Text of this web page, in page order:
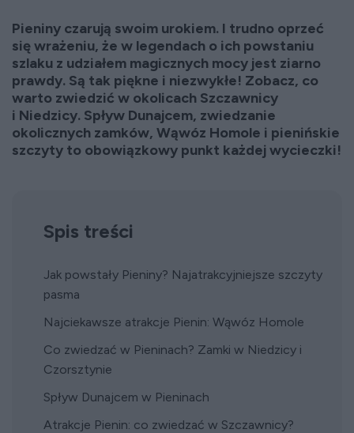
Pieniny czarują swoim urokiem. I trudno oprzeć
się wrażeniu, że w legendach o ich powstaniu
szlaku z udziałem magicznych mocy jest ziarno
prawdy. Są tak piękne i niezwykłe! Zobacz, co
warto zwiedzić w okolicach Szczawnicy
i Niedzicy. Spływ Dunajcem, zwiedzanie
okolicznych zamków, Wąwóz Homole i pienińskie
szczyty to obowiązkowy punkt każdej wycieczki!
Spis treści
Jak powstały Pieniny? Najatrakcyjniejsze szczyty
pasma
Najciekawsze atrakcje Pienin: Wąwóz Homole
Co zwiedzać w Pieninach? Zamki w Niedzicy i
Czorsztynie
Spływ Dunajcem w Pieninach
Atrakcje Pienin: co zwiedzać w Szczawnicy?